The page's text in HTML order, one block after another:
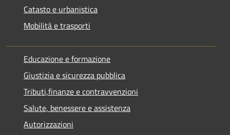
Catasto e urbanistica
Mobilità e trasporti
Educazione e formazione
Giustizia e sicurezza pubblica
Tributi,finanze e contravvenzioni
Salute, benessere e assistenza
Autorizzazioni